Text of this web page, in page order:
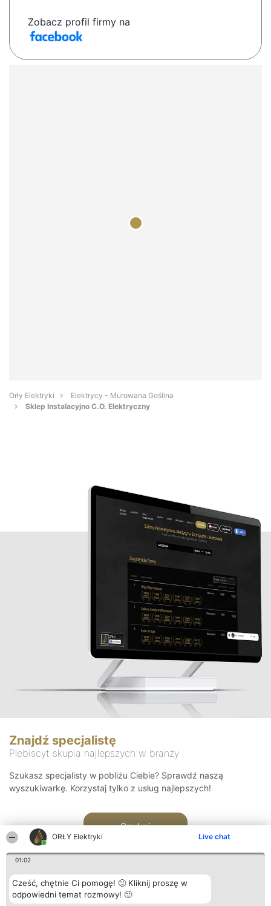
ORŁY Elektryki Live chat
01:02
Cześć, chętnie Ci pomogę! 🙂 Kliknij proszę w
odpowiedni temat rozmowy! 🙂
Zobacz profil firmy na
Orły Elektryki
Elektrycy - Murowana Goślina
Sklep Instalacyjno C.O. Elektryczny
Znajdź specjalistę
Plebiscyt skupia najlepszych w branży
Szukasz specjalisty w pobliżu Ciebie? Sprawdź naszą
wyszukiwarkę. Korzystaj tylko z usług najlepszych!
Szukaj